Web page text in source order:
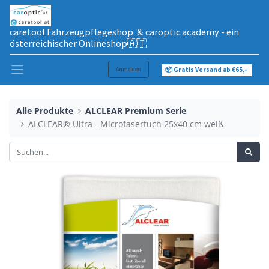
caretool Fahrzeugpflegeshop & caroptic academy - ein
österreichischer Onlineshop🇦🇹
Anmelden 📦 Gratis Versand ab €65,-
Alle Produkte
ALCLEAR Premium Serie
ALCLEAR® Ultra - Microfasertuch 25x40 cm weiß